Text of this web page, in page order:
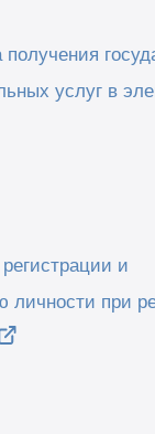
услуг в
и
личности при